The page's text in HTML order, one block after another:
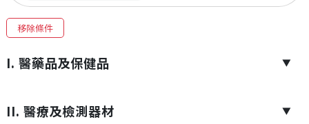
移除條件
I. 醫藥品及保健品 ▼
II. 醫療及檢測器材 ▼